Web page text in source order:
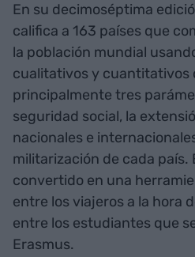
En su decimoséptima
califica a 163 países que
la población mundial
cualitativos y cuantitativos
principalmente tres
seguridad social, la
nacionales e
militarización de cada país.
convertido en una
entre los viajeros a la hora
entre los estudiantes que
Erasmus.